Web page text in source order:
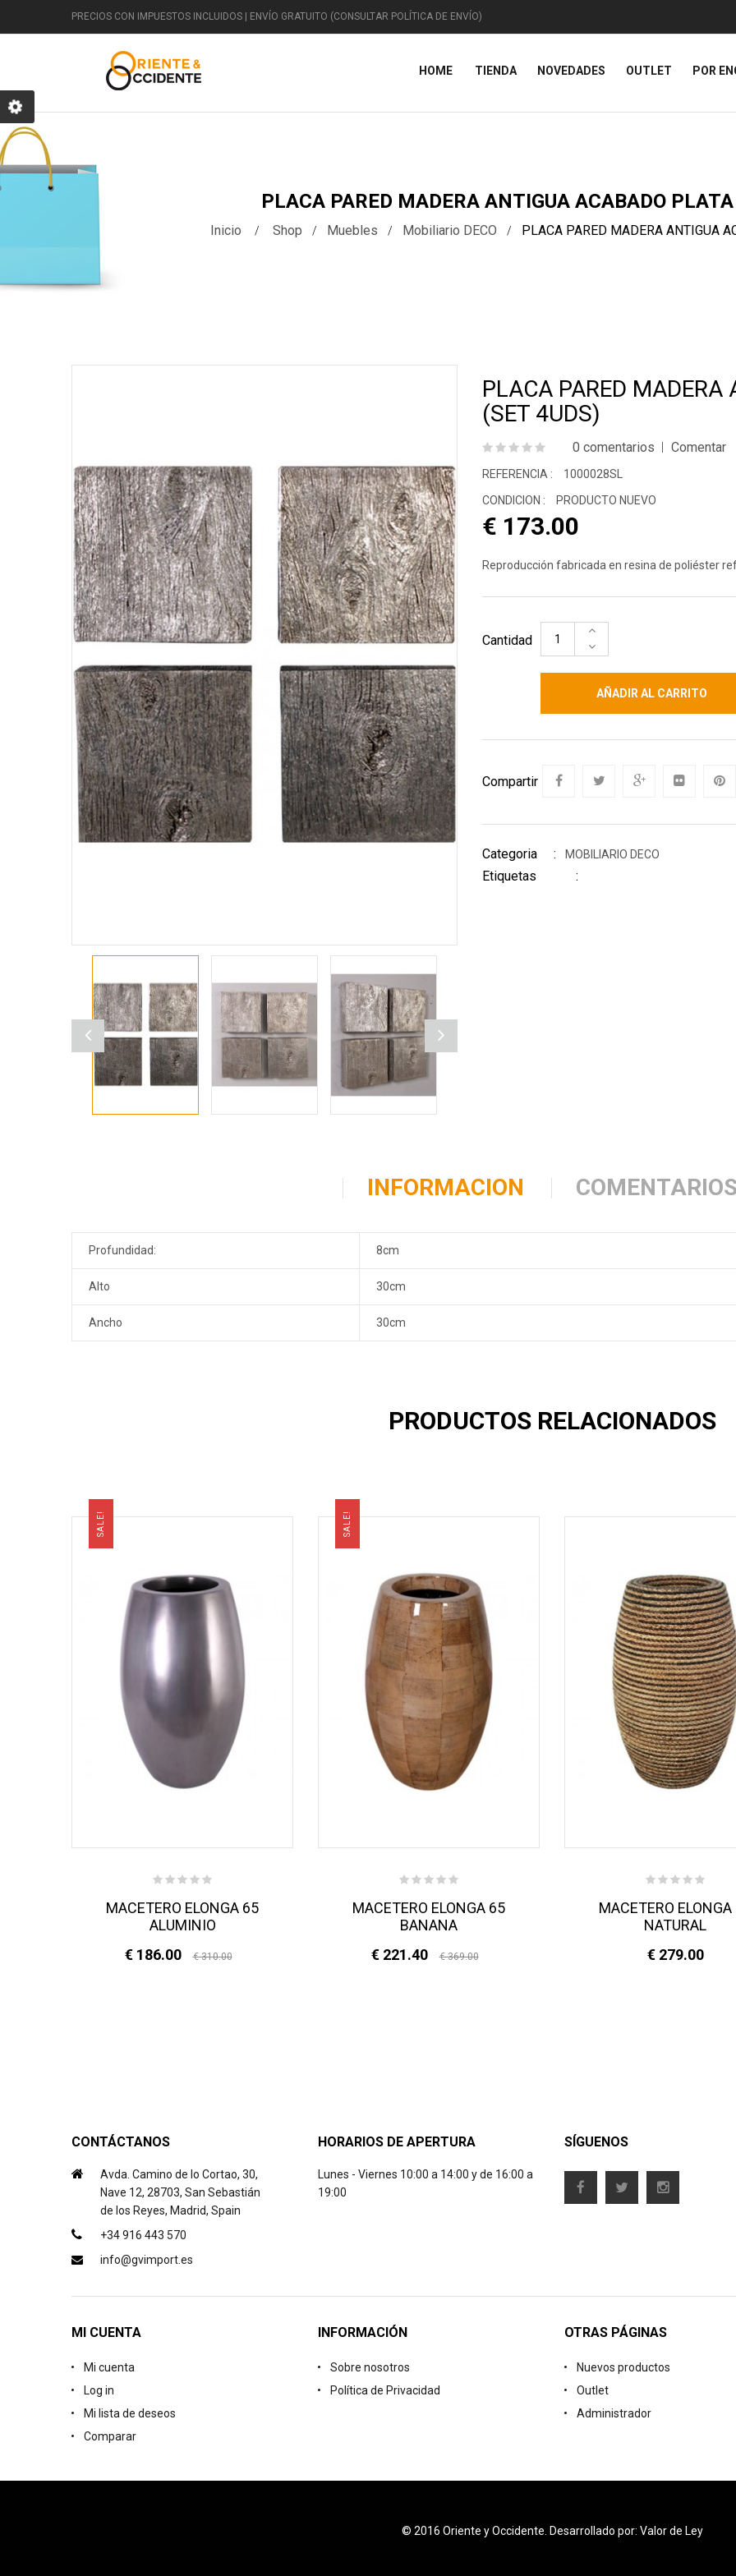
PRECIOS CON IMPUESTOS INCLUIDOS | ENVÍO GRATUITO (CONSULTAR POLÍTICA DE ENVÍO)
HOME TIENDA
Maceteros
Máscaras
NOVEDADES OUTLET POR
PLACA PARED MADERA ANTIGUA ACABADO
Inicio Shop Muebles Mobiliario DECO PLACA PARED MADERA ANTIGUA
PLACA PARED
(SET 4UDS)
0 comentarios Comentar
REFERENCIA :
1000028SL
CONDICION :
PRODUCTO NUEVO
€ 173.00
Reproducción fabricada en resina de poliéster
Cantidad
AÑADIR AL CARRITO
Compartir
Categoria : MOBILIARIO DECO
Etiquetas :
INFORMACION
Profundidad: 8cm
Alto 30cm
Ancho 30cm
PRODUCTOS RELACIONADOS
SALE!
MACETERO ELONGA 65
ALUMINIO
€ 186.00
€ 310.00
SALE!
MACETERO ELONGA 65
BANANA
€ 221.40
€ 369.00
MACETERO
NATURAL
€ 279.00
CONTÁCTANOS
Avda. Camino de lo Cortao, 30,
Nave 12, 28703, San Sebastián
de los Reyes, Madrid, Spain
+34 916 443 570
info@gvimport.es
HORARIOS DE APERTURA
Lunes - Viernes 10:00 a 14:00 y de 16:00 a
19:00
SÍGUENOS
MI CUENTA
Mi cuenta
Log in
Mi lista de deseos
Comparar
INFORMACIÓN
Sobre nosotros
Política de Privacidad
OTRAS PÁGINAS
Nuevos productos
Outlet
Administrador
© 2016 Oriente y Occidente. Desarrollado por: Valor de Ley